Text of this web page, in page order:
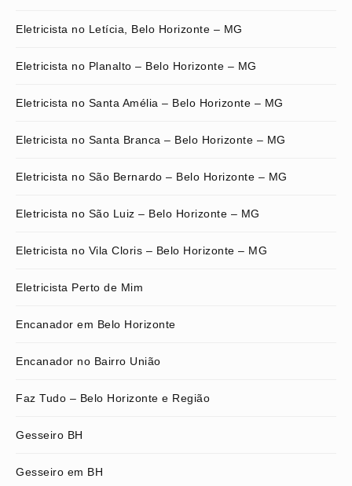
Eletricista no Letícia, Belo Horizonte – MG
Eletricista no Planalto – Belo Horizonte – MG
Eletricista no Santa Amélia – Belo Horizonte – MG
Eletricista no Santa Branca – Belo Horizonte – MG
Eletricista no São Bernardo – Belo Horizonte – MG
Eletricista no São Luiz – Belo Horizonte – MG
Eletricista no Vila Cloris – Belo Horizonte – MG
Eletricista Perto de Mim
Encanador em Belo Horizonte
Encanador no Bairro União
Faz Tudo – Belo Horizonte e Região
Gesseiro BH
Gesseiro em BH